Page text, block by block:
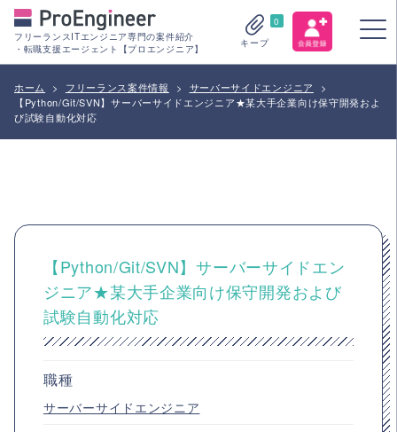
フリーランスITエンジニア専門の案件紹介
・転職支援エージェント【プロエンジニア】
0
キープ
ホーム > フリーランス案件情報 > サーバーサイドエンジニア
>
【Python/Git/SVN】サーバーサイドエンジニア★某大手企業向け保守開発およ
び試験自動化対応
【Python/Git/SVN】サーバーサイドエン
ジニア★某大手企業向け保守開発および
試験自動化対応
職種
サーバーサイドエンジニア